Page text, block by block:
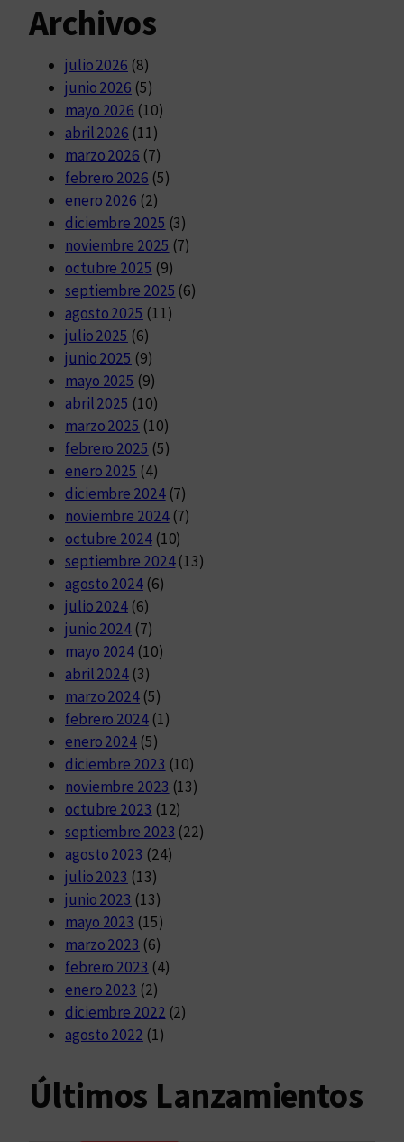
Archivos
julio 2026 (8)
junio 2026 (5)
mayo 2026 (10)
abril 2026 (11)
marzo 2026 (7)
febrero 2026 (5)
enero 2026 (2)
diciembre 2025 (3)
noviembre 2025 (7)
octubre 2025 (9)
septiembre 2025 (6)
agosto 2025 (11)
julio 2025 (6)
junio 2025 (9)
mayo 2025 (9)
abril 2025 (10)
marzo 2025 (10)
febrero 2025 (5)
enero 2025 (4)
diciembre 2024(7)
noviembre 2024(7)
octubre 2024(10)
septiembre 2024(13)
agosto 2024(6)
julio 2024 (6)
junio 2024 (7)
mayo 2024 (10)
abril 2024 (3)
marzo 2024 (5)
febrero 2024(1)
enero 2024 (5)
diciembre 2023 (10)
noviembre 2023 (13)
octubre 2023 (12)
septiembre 2023 (22)
agosto 2023 (24)
julio 2023 (13)
junio 2023 (13)
mayo 2023 (15)
marzo 2023 (6)
febrero 2023 (4)
enero 2023 (2)
diciembre 2022 (2)
agosto 2022 (1)
Últimos Lanzamientos